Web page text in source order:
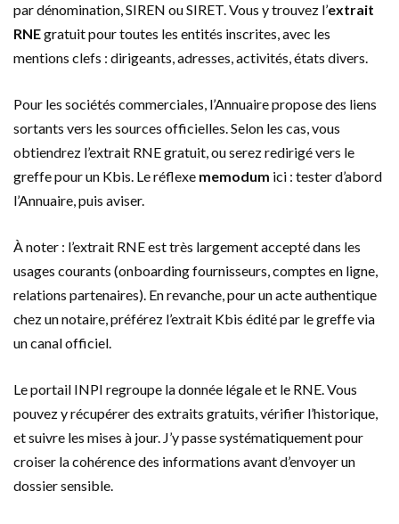
par dénomination, SIREN ou SIRET. Vous y trouvez l’extrait
RNEgratuit pour toutes les entités inscrites, avec les
mentions clefs : dirigeants, adresses, activités, états divers.
Pour les sociétés commerciales, l’Annuaire propose des liens
sortants vers les sources officielles. Selon les cas, vous
obtiendrez l’extrait RNE gratuit, ou serez redirigé vers le
greffe pour un Kbis. Le réflexe memodum ici : tester d’abord
l’Annuaire, puis aviser.
À noter : l’extrait RNE est très largement accepté dans les
usages courants (onboarding fournisseurs, comptes en ligne,
relations partenaires). En revanche, pour un acte authentique
chez un notaire, préférez l’extrait Kbis édité par le greffe via
un canal officiel.
Le portail INPI regroupe la donnée légale et le RNE. Vous
pouvez y récupérer des extraits gratuits, vérifier l’historique,
et suivre les mises à jour. J’y passe systématiquement pour
croiser la cohérence des informations avant d’envoyer un
dossier sensible.